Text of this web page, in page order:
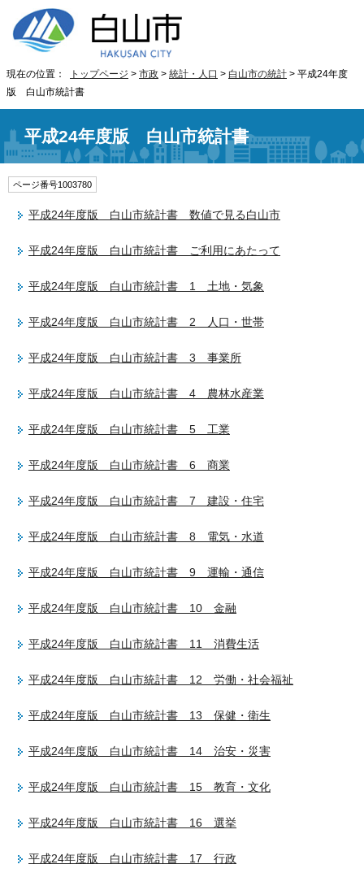
現在の位置： トップページ > 市政 > 統計・人口 > 白山市の統計 > 平成24年度
版 白山市統計書
平成24年度版 白山市統計書
ページ番号1003780
平成24年度版 白山市統計書 数値で見る白山市
平成24年度版 白山市統計書 ご利用にあたって
平成24年度版 白山市統計書 1 土地・気象
平成24年度版 白山市統計書 2 人口・世帯
平成24年度版 白山市統計書 3 事業所
平成24年度版 白山市統計書 4 農林水産業
平成24年度版 白山市統計書 5 工業
平成24年度版 白山市統計書 6 商業
平成24年度版 白山市統計書 7 建設・住宅
平成24年度版 白山市統計書 8 電気・水道
平成24年度版 白山市統計書 9 運輸・通信
平成24年度版 白山市統計書 10 金融
平成24年度版 白山市統計書 11 消費生活
平成24年度版 白山市統計書 12 労働・社会福祉
平成24年度版 白山市統計書 13 保健・衛生
平成24年度版 白山市統計書 14 治安・災害
平成24年度版 白山市統計書 15 教育・文化
平成24年度版 白山市統計書 16 選挙
平成24年度版 白山市統計書 17 行政